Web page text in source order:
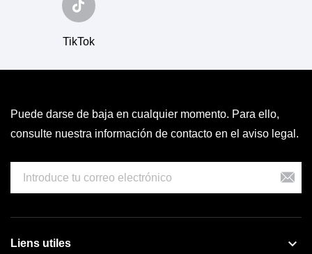
TikTok
Puede darse de baja en cualquier momento. Para ello,
consulte nuestra información de contacto en el aviso legal.
Liens utiles 